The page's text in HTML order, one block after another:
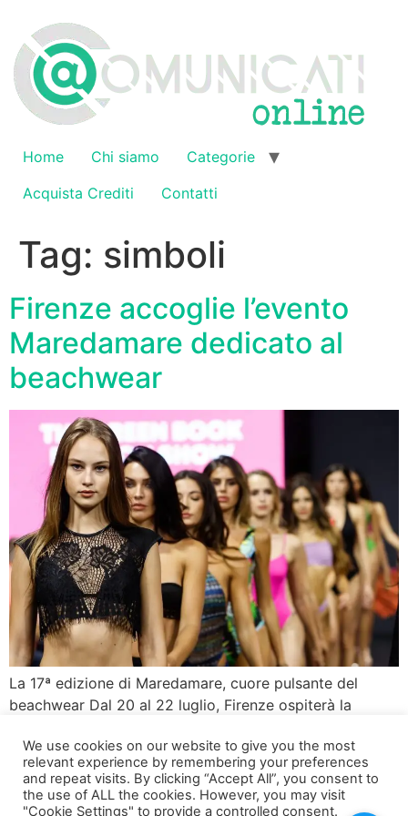
contenuto
Home Chi siamo
Categorie
Acquista Crediti
Contatti
Tag: simboli
Firenze accoglie l’evento
Maredamare dedicato al
beachwear
La 17ª edizione di Maredamare, cuore pulsante del
beachwear Dal 20 al 22 luglio, Firenze ospiterà la
internazionale dedicato al beachwear e al resortwear.
Questo evento annuale è diventato un punto di
riferimento imprescindibile per i buyer di tutto il mondo,
We use cookies on our website to give you the most
relevant experience by remembering your preferences
and repeat visits. By clicking “Accept All”, you consent to
the use of ALL the cookies. However, you may visit
"Cookie Settings" to provide a controlled consent.